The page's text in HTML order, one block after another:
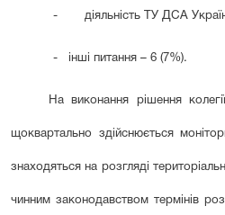
- діяльність ТУ ДСА
- інші питання – 6 (7%).
На виконання рішення
щоквартально здійснюється
знаходяться на розгляді
чинним законодавством термінів